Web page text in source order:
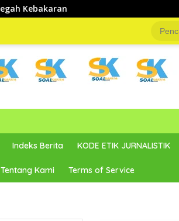
Indeks Berita KODE ETIK JURNALISTIK
Tentang Kami Terms of Service